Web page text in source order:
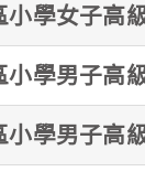
學女子高級
學男子高級
學男子高級